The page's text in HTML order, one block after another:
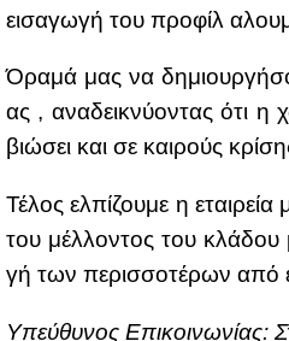
ει­σα­γω­γή του προ­φίλ
Όρα­μά μας να
ας , ανα­δει­κνύ­ο­ντας ότι
βιώ­σει και σε και­ρούς
Τέ­λος ελ­πί­ζου­με η
του μέλ­λο­ντος του κλά­δου
γή των πε­ρισ­σο­τέ­ρων από
Yπεύ­θυ­νος Επι­κοι­νω­νί­ας: